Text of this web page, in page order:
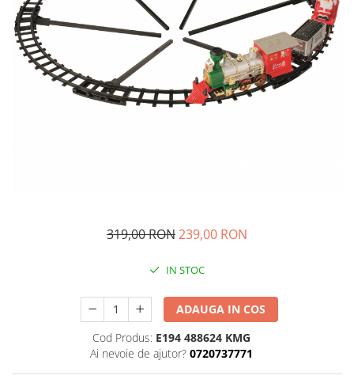
319,00 RON239,00 RON
IN STOC
ADAUGA IN COS
Cod Produs: E194 488624 KMG
Ai nevoie de ajutor? 0720737771